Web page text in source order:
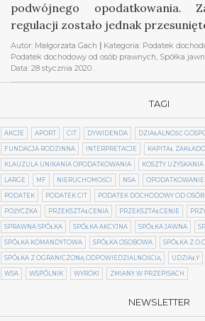
podwójnego opodatkowania.
regulacji zostało jednak
Autor: Małgorzata Gach | Kategoria: Podatek
Podatek dochodowy od osób prawnych, Spółka
Data: 28 stycznia 2020 .
TAGI
AKCJE APORT CIT DYWIDENDA DZIAŁALNOŚĆ
FUNDACJA RODZINNA INTERPRETACJE KAPITAŁ
KLAUZULA UNIKANIA OPODATKOWANIA KOSZTY
LARGE MF NIERUCHOMOŚCI NSA OPODATKOWANIE
PODATEK PODATEK CIT PODATEK DOCHODOWY OD OSÓB
POŻYCZKA PRZEKSZTAŁCENIA PRZEKSZTAŁCENIE
SPRAWNA SPÓŁKA SPÓŁKA AKCYJNA SPÓŁKA JAWNA
SPÓŁKA KOMANDYTOWA SPÓŁKA OSOBOWA SPÓŁKA Z
SPÓŁKA Z OGRANICZONĄ ODPOWIEDZIALNOŚCIĄ UDZIAŁY
WSA WSPÓLNIK WYROKI ZMIANY W PRZEPISACH
NEWSLETTER